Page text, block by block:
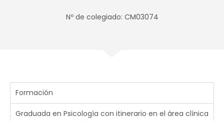
Nº de colegiado: CM03074
Formación
Graduada en Psicología con itinerario en el área clínica